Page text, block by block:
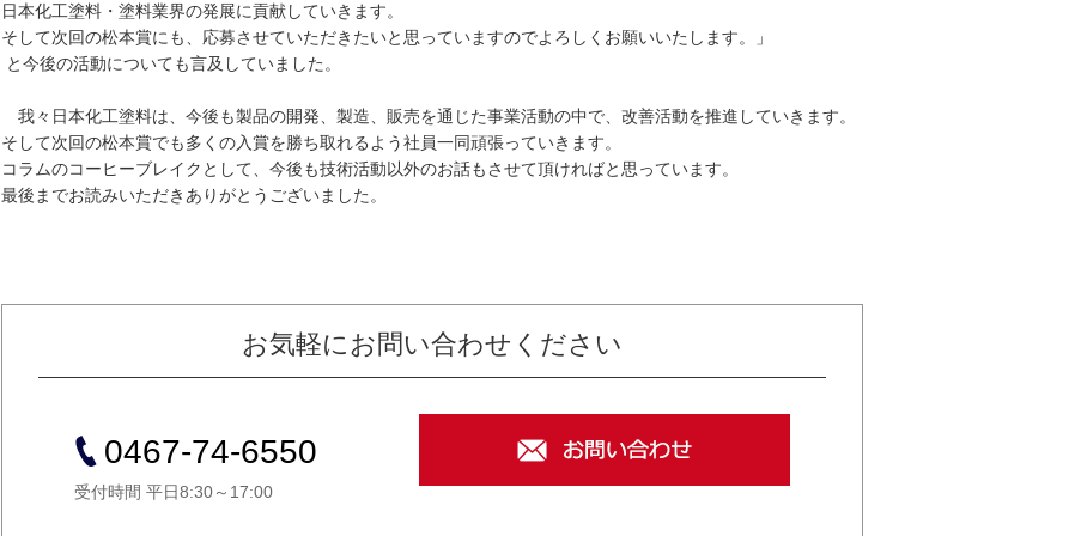
日本化工塗料・塗料業界の発展に貢献していきます。
そして次回の松本賞にも、応募させていただきたいと思っていますのでよろしくお願いいたします。」
と今後の活動についても言及していました。
我々日本化工塗料は、今後も製品の開発、製造、販売を通じた事業活動の中で、改善活動を推進していきます。
そして次回の松本賞でも多くの入賞を勝ち取れるよう社員一同頑張っていきます。
コラムのコーヒーブレイクとして、今後も技術活動以外のお話もさせて頂ければと思っています。
最後までお読みいただきありがとうございました。
お気軽にお問い合わせください
0467-74-6550
受付時間 平日8:30～17:00